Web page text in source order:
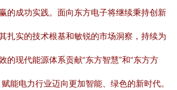
的成功实践。面向东方电子将继续秉持创新
扎实的技术根基和敏锐的市场洞察，持续为
的现代能源体系贡献“东方智慧”和“东方方
能电力行业迈向更加智能、绿色的新时代。